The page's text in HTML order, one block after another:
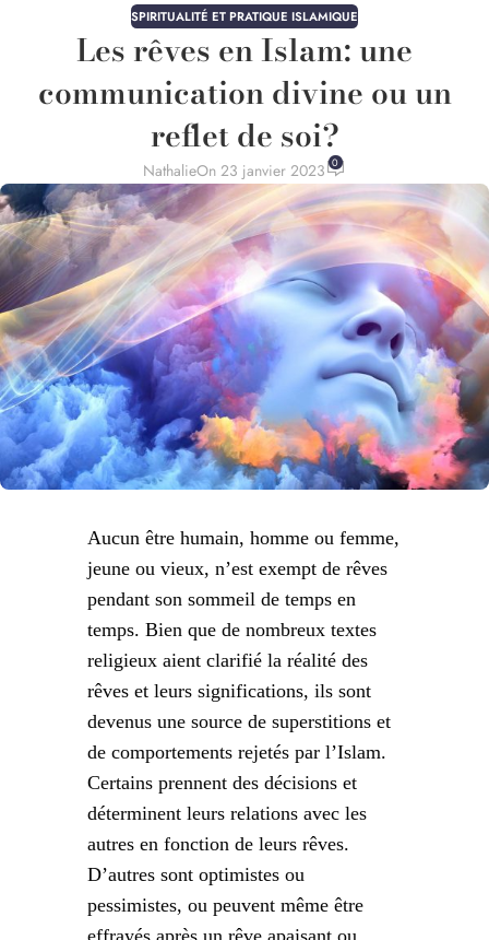
SPIRITUALITÉ ET PRATIQUE ISLAMIQUE
Les rêves en Islam: une
communication divine ou un
reflet de soi?
NathalieOn 23 janvier 2023 0
Aucun être humain, homme ou femme,
jeune ou vieux, n’est exempt de rêves
pendant son sommeil de temps en
temps. Bien que de nombreux textes
religieux aient clarifié la réalité des
rêves et leurs significations, ils sont
devenus une source de superstitions et
de comportements rejetés par l’Islam.
Certains prennent des décisions et
déterminent leurs relations avec les
autres en fonction de leurs rêves.
D’autres sont optimistes ou
pessimistes, ou peuvent même être
effrayés après un rêve apaisant ou